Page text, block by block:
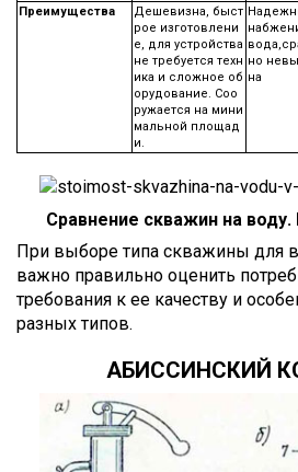
Преимущества
Дешевизна, быст
рое изготовлени
е, для устройства
не требуется техн
ика и сложное об
орудование. Соо
ружается на мини
мальной площад
и.
но
на
Сравнение скважин на
При выборе типа скважины для
важно правильно оценить
требования к ее качеству и
разных типов.
АБИССИНСКИЙ